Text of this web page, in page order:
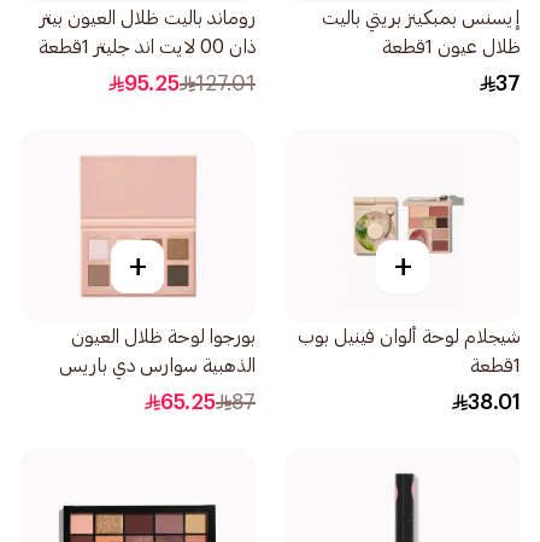
إيسنس بمبكينز بريتي باليت
ظلال عيون 1قطعة
37
روماند باليت ظلال العيون بيتر
ذان 00 لايت اند جليتر 1قطعة
127.01
95.25
+
شيجلام لوحة ألوان فينيل بوب
1قطعة
38.01
+
بورجوا لوحة ظلال العيون
الذهبية سوارس دي باريس
1حبة
87
65.25